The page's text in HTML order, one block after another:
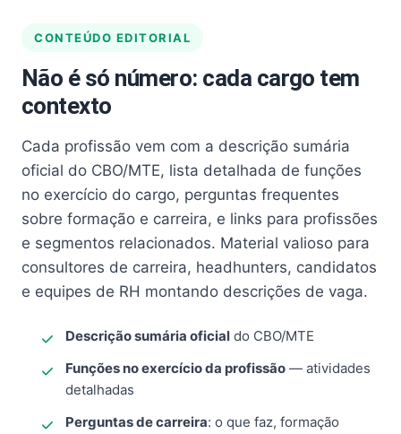
CONTEÚDO EDITORIAL
Não é só número: cada cargo tem
contexto
Cada profissão vem com a descrição sumária
oficial do CBO/MTE, lista detalhada de funções
no exercício do cargo, perguntas frequentes
sobre formação e carreira, e links para profissões
e segmentos relacionados. Material valioso para
consultores de carreira, headhunters, candidatos
e equipes de RH montando descrições de vaga.
Descrição sumária oficial do CBO/MTE
Funções no exercício da profissão — atividades
detalhadas
Perguntas de carreira: o que faz, formação